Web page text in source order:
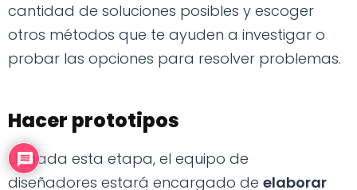
cantidad de soluciones posibles y escoger
otros métodos que te ayuden a investigar o
probar las opciones para resolver problemas.
Hacer prototipos
Llegada esta etapa, el equipo de
diseñadores estará encargado de elaborar